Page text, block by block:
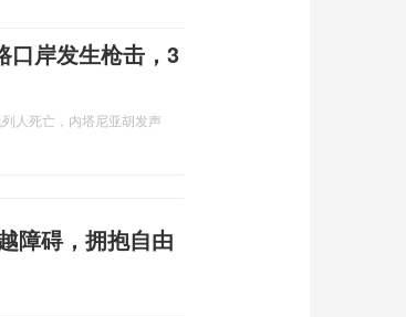
口岸发生枪击，3
人死亡，内塔尼亚胡发声
障碍，拥抱自由